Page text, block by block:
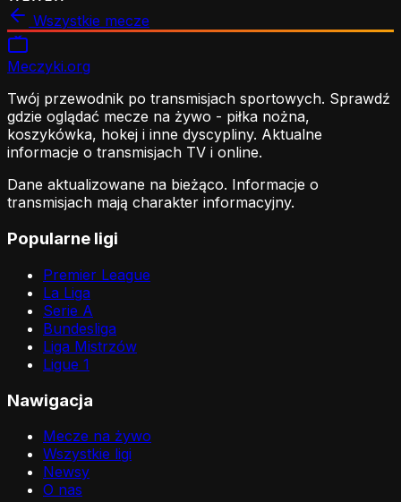
Wszystkie mecze
Meczyki.org
Twój przewodnik po transmisjach sportowych. Sprawdź
gdzie oglądać mecze na żywo - piłka nożna,
koszykówka, hokej i inne dyscypliny. Aktualne
informacje o transmisjach TV i online.
Dane aktualizowane na bieżąco. Informacje o
transmisjach mają charakter informacyjny.
Popularne ligi
Premier League
La Liga
Serie A
Bundesliga
Liga Mistrzów
Ligue 1
Nawigacja
Mecze na żywo
Wszystkie ligi
Newsy
O nas